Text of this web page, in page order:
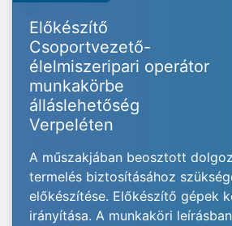
Előkészítő
Csoportvezető-
élelmiszeripari operátor
munkakörbe
álláslehetőség
Verpeléten
A műszakjában beosztott
termelés biztosításához
előkészítése. Előkészítő gépek
irányítása. A munkaköri